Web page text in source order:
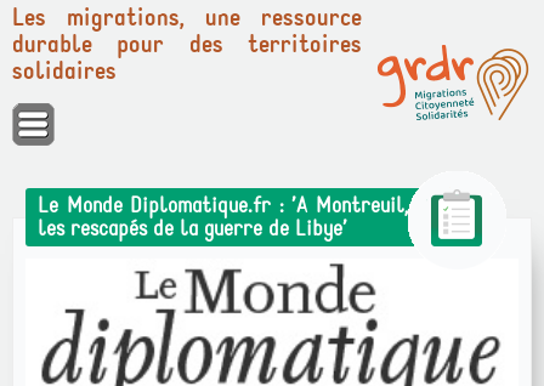
Panneau de gestion des cookies
Les migrations, une ressource
durable pour des territoires
solidaires
Le Monde Diplomatique.fr : ’A Montreuil,
les rescapés de la guerre de Libye’